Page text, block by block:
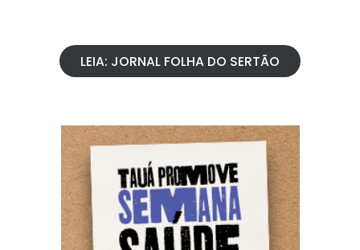
LEIA: JORNAL FOLHA DO SERTÃO